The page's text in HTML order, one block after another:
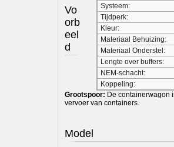
Systeem:
Tijdperk:
Kleur:
Materiaal Behuizing:
Materiaal Onderstel:
Lengte over buffers:
NEM-schacht:
Koppeling:
Vo
orb
eel
d
Grootspoor: De containerwagon
vervoer van containers.
Model